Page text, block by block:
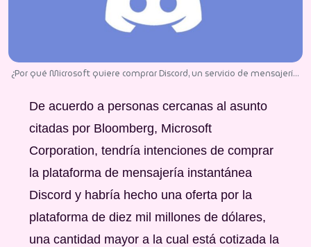
¿Por qué Microsoft quiere comprar Discord, un servicio de mensajería,
De acuerdo a personas cercanas al asunto
citadas por Bloomberg, Microsoft
Corporation, tendría intenciones de comprar
la plataforma de mensajería instantánea
Discord y habría hecho una oferta por la
plataforma de diez mil millones de dólares,
una cantidad mayor a la cual está cotizada la